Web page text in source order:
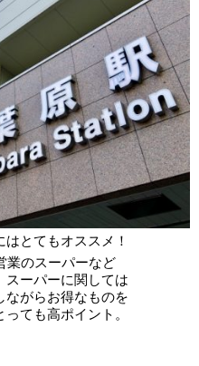
とてもオススメ！
業のスーパーなど
スーパーに関しては
ながらお得なものを
ても高ポイント。